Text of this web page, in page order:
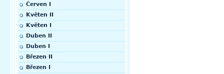
Červen I
Květen II
Květen I
Duben II
Duben I
Březen II
Březen I